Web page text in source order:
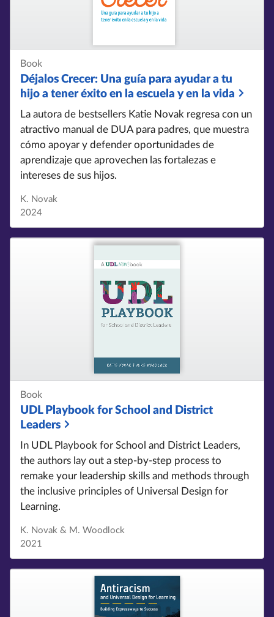
Book
Déjalos Crecer: Una guía para ayudar a tu
hijo a tener éxito en la escuela y en la vida
La autora de bestsellers Katie Novak regresa con un
atractivo manual de DUA para padres, que muestra
cómo apoyar y defender oportunidades de
aprendizaje que aprovechen las fortalezas e
intereses de sus hijos.
K. Novak
2024
Book
UDL Playbook for School and District
Leaders
In UDL Playbook for School and District Leaders,
the authors lay out a step-by-step process to
remake your leadership skills and methods through
the inclusive principles of Universal Design for
Learning.
K. Novak & M. Woodlock
2021